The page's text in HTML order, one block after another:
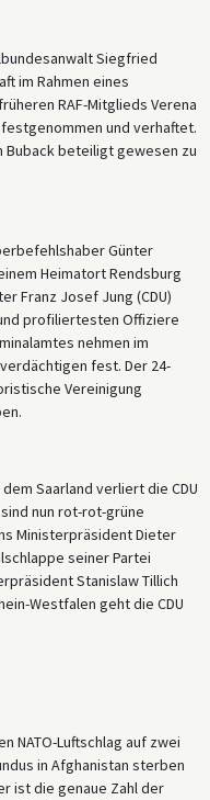
Siegfried
im Rahmen eines
RAF-Mitglieds Verena
und verhaftet.
Buback beteiligt gewesen zu
Günter
Heimatort Rendsburg
Franz Josef Jung (CDU)
profiliertesten Offiziere
nehmen im
fest. Der 24-
Vereinigung
Saarland verliert die CDU
nun rot-rot-grüne
Ministerpräsident Dieter
seiner Partei
Stanislaw Tillich
Westfalen geht die CDU
NATO-Luftschlag auf zwei
in Afghanistan sterben
ist die genaue Zahl der